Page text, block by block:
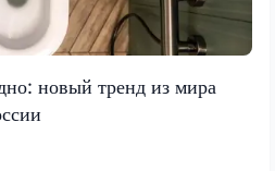
новый тренд из мира